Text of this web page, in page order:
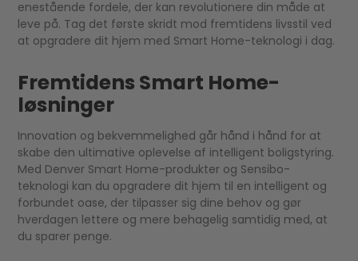
enestående fordele, der kan revolutionere din måde at
leve på. Tag det første skridt mod fremtidens livsstil ved
at opgradere dit hjem med Smart Home-teknologi i dag.
Fremtidens Smart Home-
løsninger
Innovation og bekvemmelighed går hånd i hånd for at
skabe den ultimative oplevelse af intelligent boligstyring.
Med Denver Smart Home-produkter og Sensibo-
teknologi kan du opgradere dit hjem til en intelligent og
forbundet oase, der tilpasser sig dine behov og gør
hverdagen lettere og mere behagelig samtidig med, at
du sparer penge.